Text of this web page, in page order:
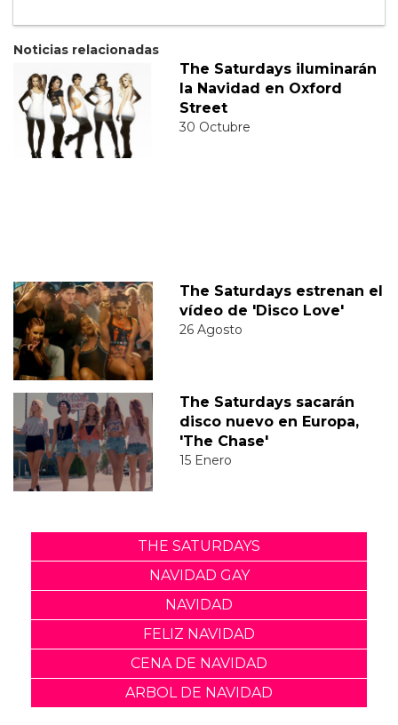
Noticias relacionadas
The Saturdays iluminarán
la Navidad en Oxford
Street
30 Octubre
The Saturdays estrenan el
vídeo de 'Disco Love'
26 Agosto
The Saturdays sacarán
disco nuevo en Europa,
'The Chase'
15 Enero
THE SATURDAYS
NAVIDAD GAY
NAVIDAD
FELIZ NAVIDAD
CENA DE NAVIDAD
ARBOL DE NAVIDAD